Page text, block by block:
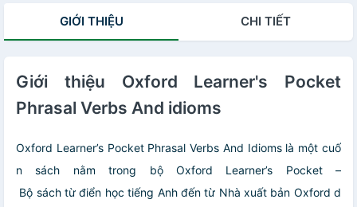
GIỚI THIỆU CHI TIẾT
Giới thiệu Oxford Learner's Pocket
Phrasal Verbs And idioms
Oxford Learner’s Pocket Phrasal Verbs And Idioms là một cuố
n sách nằm trong bộ Oxford Learner’s Pocket –
Bộ sách từ điển học tiếng Anh đến từ Nhà xuất bản Oxford d